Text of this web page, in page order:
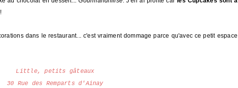
dans le restaurant... c'est vraiment dommage parce qu'avec ce petit espace
Little, petits gâteaux
30 Rue des Remparts d'Ainay